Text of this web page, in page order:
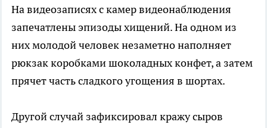
На видеозаписях с камер видеонаблюдения
запечатлены эпизоды хищений. На одном из
них молодой человек незаметно наполняет
рюкзак коробками шоколадных конфет, а затем
прячет часть сладкого угощения в шортах.
Другой случай зафиксировал кражу сыров